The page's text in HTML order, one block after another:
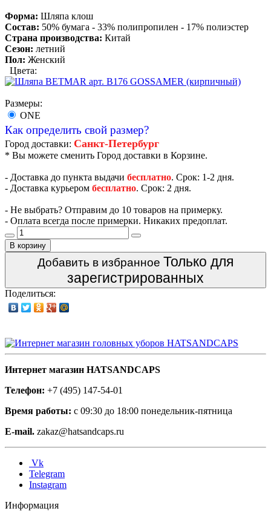
Форма: Шляпа клош
Состав: 50% бумага - 33% полипропилен - 17% полиэстер
Страна производства: Китай
Сезон: летний
Пол: Женский
Цвета:
Размеры:
ONE
Как определить свой размер?
Город доставки: Санкт-Петербург
* Вы можете сменить Город доставки в Корзине.
- Доставка до пункта выдачи бесплатно. Срок: 1-2 дня.
- Доставка курьером бесплатно. Срок: 2 дня.
- Не выбрать? Отправим до 10 товаров на примерку.
- Оплата всегда после примерки. Никаких предоплат.
В корзину
Добавить в избранное Только для
зарегистрированных
Поделиться:
Интернет магазин HATSANDCAPS
Телефон: +7 (495) 147-54-01
Время работы: с 09:30 до 18:00 понедельник-пятница
E-mail. zakaz@hatsandcaps.ru
Vk
Telegram
Instagram
Информация